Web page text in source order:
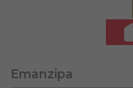
Emanzipa